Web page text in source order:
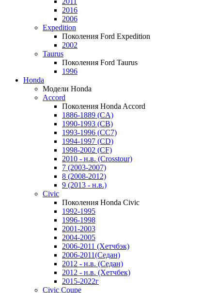
2016
2006
Expedition
Поколения Ford Expedition
2002
Taurus
Поколения Ford Taurus
1996
Honda
Модели Honda
Accord
Поколения Honda Accord
1886-1889 (CA)
1990-1993 (CB)
1993-1996 (CC7)
1994-1997 (CD)
1998-2002 (CF)
2010 - н.в. (Crosstour)
7 (2003-2007)
8 (2008-2012)
9 (2013 - н.в.)
Civic
Поколения Honda Civic
1992-1995
1996-1998
2001-2003
2004-2005
2006-2011 (Хетчбэк)
2006-2011(Седан)
2012 - н.в. (Седан)
2012 - н.в. (Хетчбек)
2015-2022г
Civic Coupe